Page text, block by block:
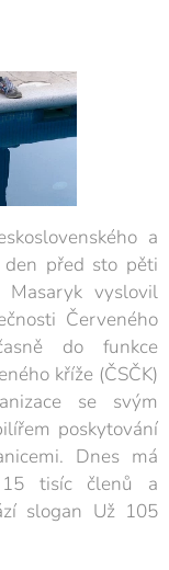
a
den před sto pěti
vyslovil
Červeného
do funkce
kříže (ČSČK)
se svým
poskytování
Dnes má
tisíc členů a
slogan Už 105